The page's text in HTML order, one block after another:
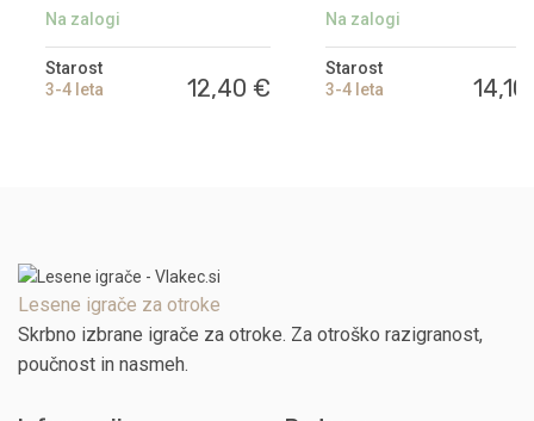
Na zalogi
Starost
3-4 leta
12,40 €
Kako zraste hrast?
Na zalogi
Starost
3-4 leta
Lesene igrače za otroke
Skrbno izbrane igrače za otroke. Za otroško razigranost,
poučnost in nasmeh.